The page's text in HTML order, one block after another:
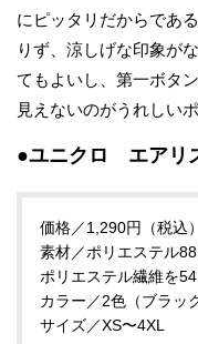
にピッタリだからであ
りず、涼しげな印象が
てもよいし、第一ボタ
見えないのがうれしい
●ユニクロ エアリ
価格／1,290円（税込）
素材／ポリエステル
ポリエステル繊維を54
カラー／2色（ブラッ
サイズ／XS〜4XL